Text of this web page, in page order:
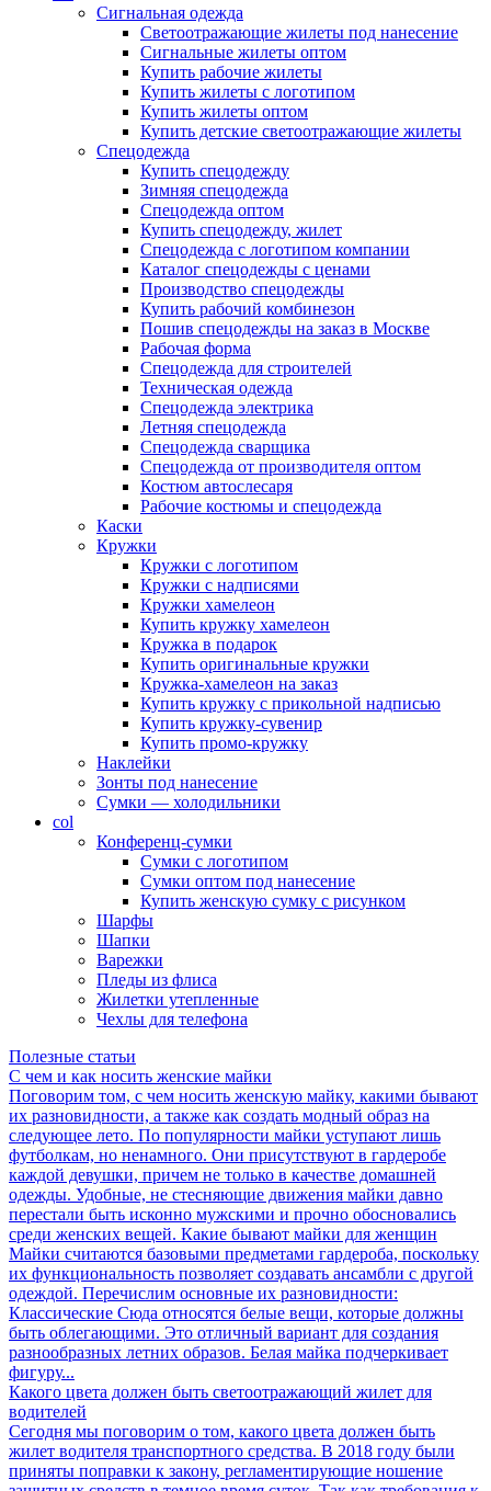
Сигнальная одежда
Светоотражающие жилеты под нанесение
Сигнальные жилеты оптом
Купить рабочие жилеты
Купить жилеты с логотипом
Купить жилеты оптом
Купить детские светоотражающие жилеты
Спецодежда
Купить спецодежду
Зимняя спецодежда
Спецодежда оптом
Купить спецодежду, жилет
Спецодежда с логотипом компании
Каталог спецодежды с ценами
Производство спецодежды
Купить рабочий комбинезон
Пошив спецодежды на заказ в Москве
Рабочая форма
Спецодежда для строителей
Техническая одежда
Спецодежда электрика
Летняя спецодежда
Спецодежда сварщика
Спецодежда от производителя оптом
Костюм автослесаря
Рабочие костюмы и спецодежда
Каски
Кружки
Кружки с логотипом
Кружки с надписями
Кружки хамелеон
Купить кружку хамелеон
Кружка в подарок
Купить оригинальные кружки
Кружка-хамелеон на заказ
Купить кружку с прикольной надписью
Купить кружку-сувенир
Купить промо-кружку
Наклейки
Зонты под нанесение
Сумки — холодильники
col
Конференц-сумки
Сумки с логотипом
Сумки оптом под нанесение
Купить женскую сумку с рисунком
Шарфы
Шапки
Варежки
Пледы из флиса
Жилетки утепленные
Чехлы для телефона
Полезные статьи
С чем и как носить женские майки
Поговорим том, с чем носить женскую майку, какими бывают
их разновидности, а также как создать модный образ на
следующее лето. По популярности майки уступают лишь
футболкам, но ненамного. Они присутствуют в гардеробе
каждой девушки, причем не только в качестве домашней
одежды. Удобные, не стесняющие движения майки давно
перестали быть исконно мужскими и прочно обосновались
среди женских вещей. Какие бывают майки для женщин
Майки считаются базовыми предметами гардероба, поскольку
их функциональность позволяет создавать ансамбли с другой
одеждой. Перечислим основные их разновидности:
Классические Сюда относятся белые вещи, которые должны
быть облегающими. Это отличный вариант для создания
разнообразных летних образов. Белая майка подчеркивает
фигуру...
Какого цвета должен быть светоотражающий жилет для
водителей
Сегодня мы поговорим о том, какого цвета должен быть
жилет водителя транспортного средства. В 2018 году были
приняты поправки к закону, регламентирующие ношение